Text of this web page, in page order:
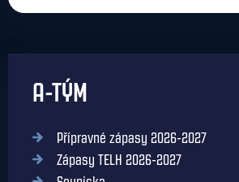
A-TÝM
Přípravné zápasy 2026-2027
Zápasy TELH 2026-2027